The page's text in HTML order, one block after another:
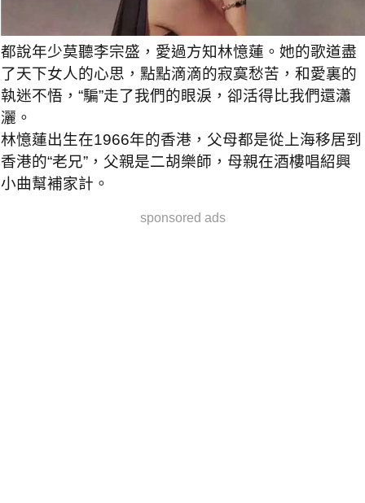
都說年少莫聽李宗盛，愛過方知林憶蓮。她的歌道盡
了天下女人的心思，點點滴滴的寂寞愁苦，和愛裏的
執迷不悟，“騙”走了我們的眼淚，卻活得比我們還瀟
灑。
林憶蓮出生在1966年的香港，父母都是從上海移居到
香港的“老兄”，父親是二胡樂師，母親在酒樓唱紹興
小曲幫補家計。
sponsored ads